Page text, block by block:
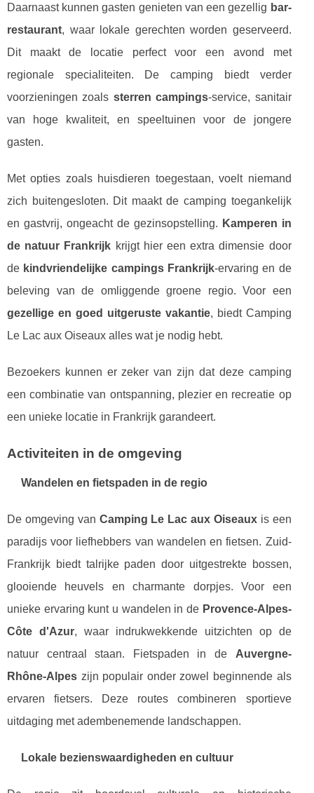
Daarnaast kunnen gasten genieten van een gezellig bar-
restaurant, waar lokale gerechten worden geserveerd.
Dit maakt de locatie perfect voor een avond met
regionale specialiteiten. De camping biedt verder
voorzieningen zoals sterren campings-service, sanitair
van hoge kwaliteit, en speeltuinen voor de jongere
gasten.
Met opties zoals huisdieren toegestaan, voelt niemand
zich buitengesloten. Dit maakt de camping toegankelijk
en gastvrij, ongeacht de gezinsopstelling. Kamperen in
de natuur Frankrijk krijgt hier een extra dimensie door
de kindvriendelijke campings Frankrijk-ervaring en de
beleving van de omliggende groene regio. Voor een
gezellige en goed uitgeruste vakantie, biedt Camping
Le Lac aux Oiseaux alles wat je nodig hebt.
Bezoekers kunnen er zeker van zijn dat deze camping
een combinatie van ontspanning, plezier en recreatie op
een unieke locatie in Frankrijk garandeert.
Activiteiten in de omgeving
Wandelen en fietspaden in de regio
De omgeving van Camping Le Lac aux Oiseauxis een
paradijs voor liefhebbers van wandelen en fietsen. Zuid-
Frankrijk biedt talrijke paden door uitgestrekte bossen,
glooiende heuvels en charmante dorpjes. Voor een
unieke ervaring kunt u wandelen in de Provence-Alpes-
Côte d'Azur, waar indrukwekkende uitzichten op de
natuur centraal staan. Fietspaden in de Auvergne-
Rhône-Alpes zijn populair onder zowel beginnende als
ervaren fietsers. Deze routes combineren sportieve
uitdaging met adembenemende landschappen.
Lokale bezienswaardigheden en cultuur